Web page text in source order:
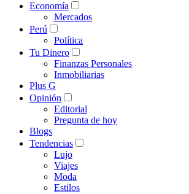
Economía
Mercados
Perú
Política
Tu Dinero
Finanzas Personales
Inmobiliarias
Plus G
Opinión
Editorial
Pregunta de hoy
Blogs
Tendencias
Lujo
Viajes
Moda
Estilos